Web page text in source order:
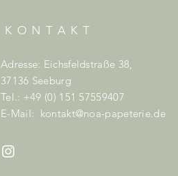
KONTAKT
Adresse: Eichsfeldstraße 38,
37136 Seeburg
Tel.: +49 (0) 151 57559407
E-Mail: kontakt@noa-papeterie.de